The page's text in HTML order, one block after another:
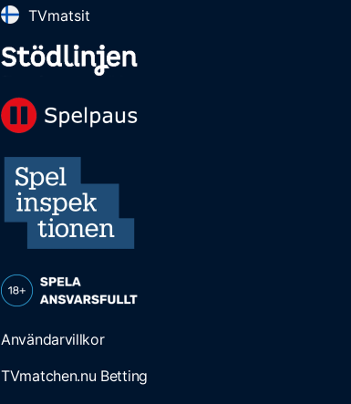
TVmatsit
Användarvillkor
TVmatchen.nu Betting